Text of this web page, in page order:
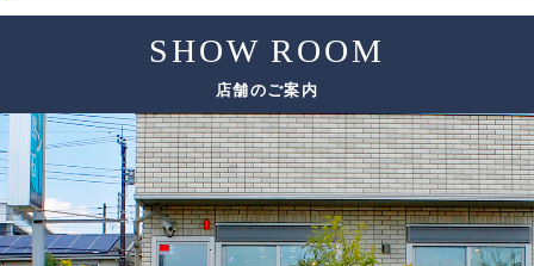
ただし、希少性の高いルチルクォーツは、仕入れのチャン
スも限られてしまうため、替えのビーズをご用意できない
場合がございます。
その場合は、ありのままの美しさをご紹介しております。
基準となる評価ポイント
ルチル
色味
太さ
輝き方
入り方
水晶
色味
透明度
SHOW ROOM
店舗のご案内